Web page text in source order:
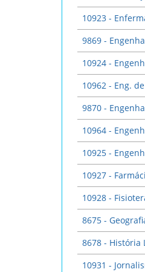
10923 -
9869 -
10924 -
10962 - Eng.
9870 -
10964 -
10925 -
10927 -
10928 -
8675 -
8678 - História
10931 -